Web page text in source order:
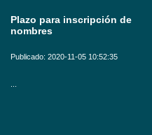
Plazo para inscripción de
nombres
Publicado: 2020-11-05 10:52:35